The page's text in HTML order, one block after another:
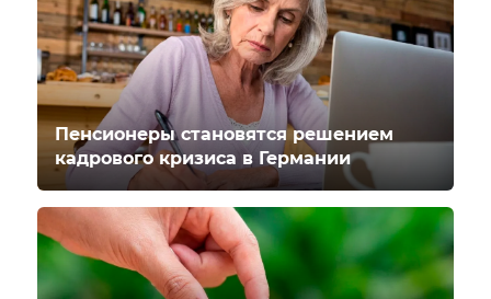
Пенсионеры становятся решением
кадрового кризиса в Германии